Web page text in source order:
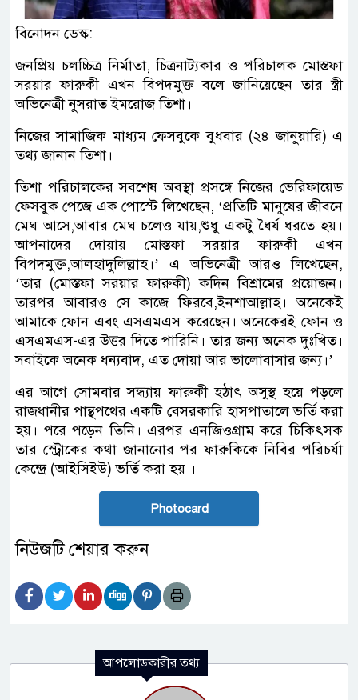
বিনোদন ডেস্ক:
জনপ্রিয় চলচ্চিত্র নির্মাতা, চিত্রনাট্যকার ও পরিচালক মোস্তফা
সরয়ার ফারুকী এখন বিপদমুক্ত বলে জানিয়েছেন তার স্ত্রী
অভিনেত্রী নুসরাত ইমরোজ তিশা।
নিজের সামাজিক মাধ্যম ফেসবুকে বুধবার (২৪ জানুয়ারি) এ
তথ্য জানান তিশা।
তিশা পরিচালকের সবশেষ অবস্থা প্রসঙ্গে নিজের ভেরিফায়েড
ফেসবুক পেজে এক পোস্টে লিখেছেন, ‘প্রতিটি মানুষের জীবনে
মেঘ আসে,আবার মেঘ চলেও যায়,শুধু একটু ধৈর্য ধরতে হয়।
আপনাদের দোয়ায় মোস্তফা সরয়ার ফারুকী এখন
বিপদমুক্ত,আলহাদুলিল্লাহ।’ এ অভিনেত্রী আরও লিখেছেন,
‘তার (মোস্তফা সরয়ার ফারুকী) কদিন বিশ্রামের প্রয়োজন।
তারপর আবারও সে কাজে ফিরবে,ইনশাআল্লাহ। অনেকেই
আমাকে ফোন এবং এসএমএস করেছেন। অনেকেরই ফোন ও
এসএমএস-এর উত্তর দিতে পারিনি। তার জন্য অনেক দুঃখিত।
সবাইকে অনেক ধন্যবাদ, এত দোয়া আর ভালোবাসার জন্য।’
এর আগে সোমবার সন্ধ্যায় ফারুকী হঠাৎ অসুস্থ হয়ে পড়লে
রাজধানীর পান্থপথের একটি বেসরকারি হাসপাতালে ভর্তি করা
হয়। পরে পড়েন তিনি। এরপর এনজিওগ্রাম করে চিকিৎসক
তার স্ট্রোকের কথা জানানোর পর ফারুকিকে নিবির পরিচর্যা
কেন্দ্রে (আইসিইউ) ভর্তি করা হয় ।
Photocard
নিউজটি শেয়ার করুন
আপলোডকারীর তথ্য